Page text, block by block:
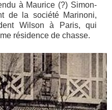
à Maurice (?) Simon-
de la société Marinoni,
Wilson à Paris, qui
résidence de chasse.